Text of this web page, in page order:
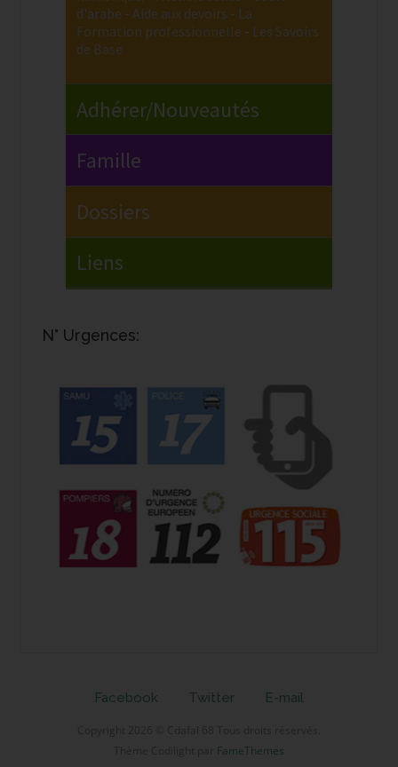
N° Urgences:
Facebook Twitter E-mail
FameThemes